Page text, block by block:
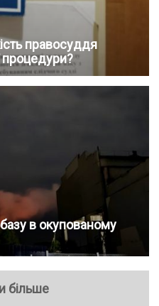
правосуддя
в окупованому
більше